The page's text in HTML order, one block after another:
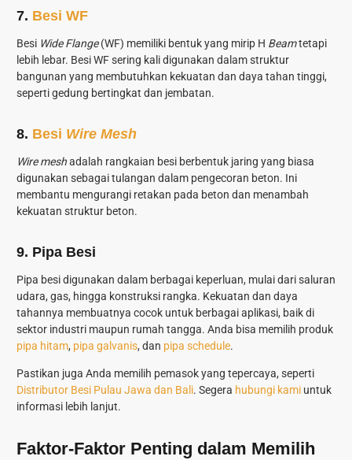
7. Besi WF
Besi Wide Flange(WF) memiliki bentuk yang mirip H Beamtetapi
lebih lebar. Besi WF sering kali digunakan dalam struktur
bangunan yang membutuhkan kekuatan dan daya tahan tinggi,
seperti gedung bertingkat dan jembatan.
8. Besi Wire Mesh
Wire meshadalah rangkaian besi berbentuk jaring yang biasa
digunakan sebagai tulangan dalam pengecoran beton. Ini
membantu mengurangi retakan pada beton dan menambah
kekuatan struktur beton.
9. Pipa Besi
Pipa besi digunakan dalam berbagai keperluan, mulai dari saluran
udara, gas, hingga konstruksi rangka. Kekuatan dan daya
tahannya membuatnya cocok untuk berbagai aplikasi, baik di
sektor industri maupun rumah tangga. Anda bisa memilih produk
pipa hitam, pipa galvanis, dan pipa schedule.
Pastikan juga Anda memilih pemasok yang tepercaya, seperti
Distributor Besi Pulau Jawa dan Bali. Segera hubungi kami untuk
informasi lebih lanjut.
Faktor-Faktor Penting dalam Memilih